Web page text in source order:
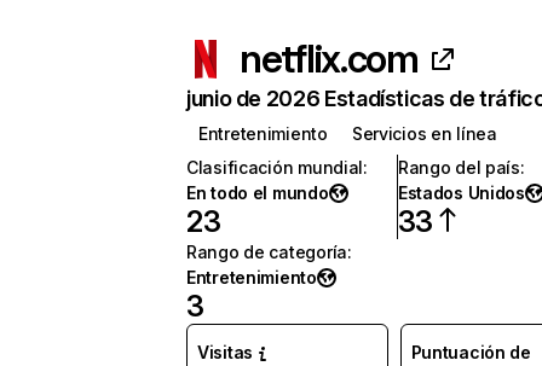
netflix.com
junio de 2026 Estadísticas de
Entretenimiento
Servicios en línea
Clasificación mundial:
En todo el mundo
23
Rango del país:
Estados Unidos
33
Rango de categoría:
Entretenimiento
3
Visitas
Puntuación de